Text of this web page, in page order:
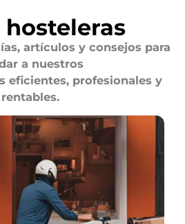
hosteleras
artículos y consejos para
a nuestros
eficientes, profesionales y
rentables.